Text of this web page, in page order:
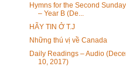
Hymns for the Second
– Year B (De...
HÃY TIN Ở T.J
Những thú vị về Canada
Daily Readings – Audio
10, 2017)